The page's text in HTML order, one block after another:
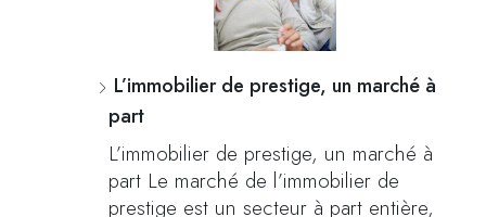
L’immobilier de prestige, un marché à
part
L’immobilier de prestige, un marché à
part Le marché de l’immobilier de
prestige est un secteur à part entière,